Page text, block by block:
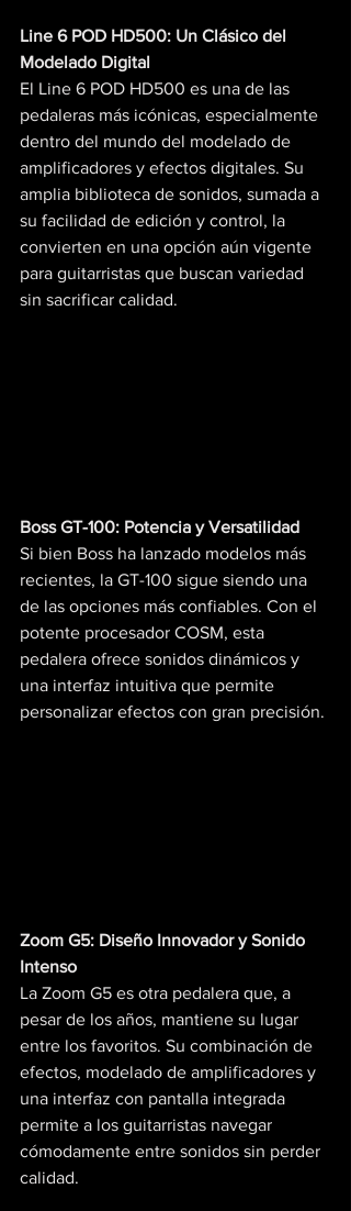
Line 6 POD HD500: Un Clásico del
Modelado Digital
El Line 6 POD HD500 es una de las
pedaleras más icónicas, especialmente
dentro del mundo del modelado de
amplificadores y efectos digitales. Su
amplia biblioteca de sonidos, sumada a
su facilidad de edición y control, la
convierten en una opción aún vigente
para guitarristas que buscan variedad
sin sacrificar calidad.
Boss GT-100: Potencia y Versatilidad
Si bien Boss ha lanzado modelos más
recientes, la GT-100 sigue siendo una
de las opciones más confiables. Con el
potente procesador COSM, esta
pedalera ofrece sonidos dinámicos y
una interfaz intuitiva que permite
personalizar efectos con gran precisión.
Zoom G5: Diseño Innovador y Sonido
Intenso
La Zoom G5 es otra pedalera que, a
pesar de los años, mantiene su lugar
entre los favoritos. Su combinación de
efectos, modelado de amplificadores y
una interfaz con pantalla integrada
permite a los guitarristas navegar
cómodamente entre sonidos sin perder
calidad.